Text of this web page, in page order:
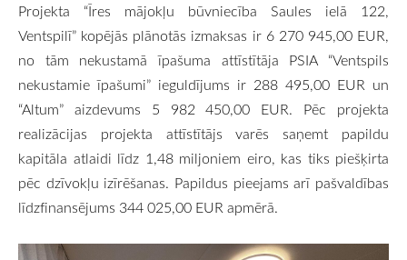
Projekta “Īres mājokļu būvniecība Saules ielā 122,
Ventspilī” kopējās plānotās izmaksas ir 6 270 945,00 EUR,
no tām nekustamā īpašuma attīstītāja PSIA “Ventspils
nekustamie īpašumi” ieguldījums ir 288 495,00 EUR un
“Altum” aizdevums 5 982 450,00 EUR. Pēc projekta
realizācijas projekta attīstītājs varēs saņemt papildu
kapitāla atlaidi līdz 1,48 miljoniem eiro, kas tiks piešķirta
pēc dzīvokļu izīrēšanas. Papildus pieejams arī pašvaldības
līdzfinansējums 344 025,00 EUR apmērā.